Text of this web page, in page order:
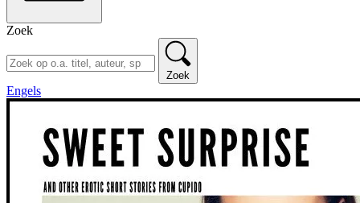
Zoek
Zoek
Engels